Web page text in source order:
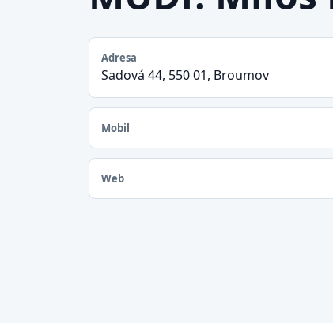
Adresa
Sadová 44, 550 01, Broumov
Mobil
Web